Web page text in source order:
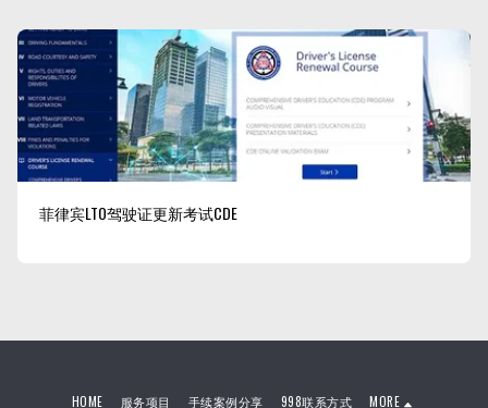
菲律宾LTO驾驶证更新考试CDE
HOME 服务项目 手续案例分享 998联系方式 MORE